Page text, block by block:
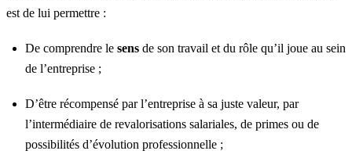
est de lui permettre :
De comprendre le sens de son travail et du rôle qu’il joue au sein
de l’entreprise ;
D’être récompensé par l’entreprise à sa juste valeur, par
l’intermédiaire de revalorisations salariales, de primes ou de
possibilités d’évolution professionnelle ;